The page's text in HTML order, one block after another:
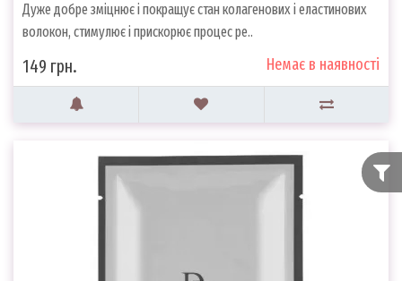
Дуже добре зміцнює і покращує стан колагенових і еластинових
волокон, стимулює і прискорює процес ре..
149 грн. Немає в наявності